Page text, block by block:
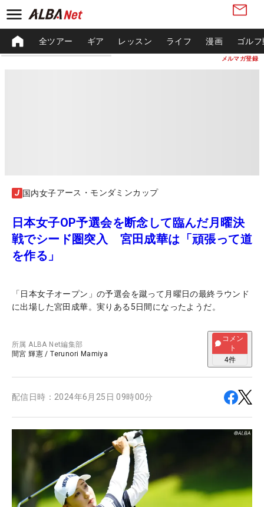
メルマガ登録
全ツアー ギア レッスン ライフ 漫画 ゴル
国内女子アース・モンダミンカップ
日本女子OP予選会を断念して臨んだ月曜決
戦でシード圏突入 宮田成華は「頑張って道
を作る」
「日本女子オープン」の予選会を蹴って月曜日の最終ラウンド
に出場した宮田成華。実りある5日間になったようだ。
所属ALBA Net編集部
間宮 輝憲 /Terunori Mamiya
コメン
ト
4件
配信日時： 2024年6月25日 09時00分